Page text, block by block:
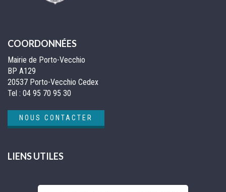
COORDONNÉES
Mairie de Porto-Vecchio
BP A129
20537 Porto-Vecchio Cedex
Tel : 04 95 70 95 30
NOUS CONTACTER
LIENS UTILES